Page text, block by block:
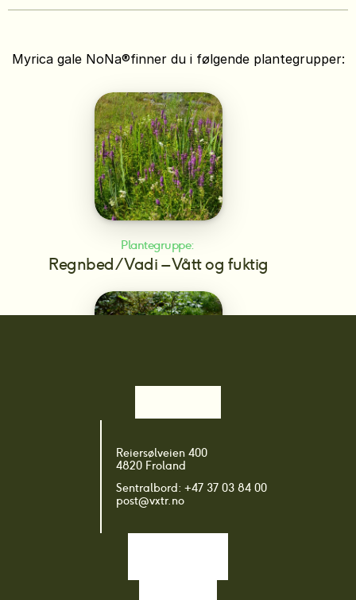
Myrica gale NoNa®finner du i følgende plantegrupper:
Plantegruppe:
Regnbed/Vadi – Vått og fuktig
Revegetering
Reiersølveien 400
4820 Froland
Sentralbord: +47 37 03 84 00
post@vxtr.no